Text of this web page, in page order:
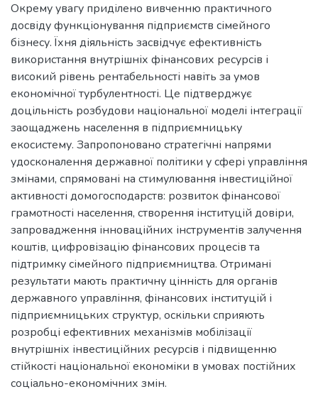
Окрему увагу приділено вивченню практичного
досвіду функціонування підприємств сімейного
бізнесу. Їхня діяльність засвідчує ефективність
використання внутрішніх фінансових ресурсів і
високий рівень рентабельності навіть за умов
економічної турбулентності. Це підтверджує
доцільність розбудови національної моделі інтеграції
заощаджень населення в підприємницьку
екосистему. Запропоновано стратегічні напрями
удосконалення державної політики у сфері управління
змінами, спрямовані на стимулювання інвестиційної
активності домогосподарств: розвиток фінансової
грамотності населення, створення інституцій довіри,
запровадження інноваційних інструментів залучення
коштів, цифровізацію фінансових процесів та
підтримку сімейного підприємництва. Отримані
результати мають практичну цінність для органів
державного управління, фінансових інституцій і
підприємницьких структур, оскільки сприяють
розробці ефективних механізмів мобілізації
внутрішніх інвестиційних ресурсів і підвищенню
стійкості національної економіки в умовах постійних
соціально-економічних змін.